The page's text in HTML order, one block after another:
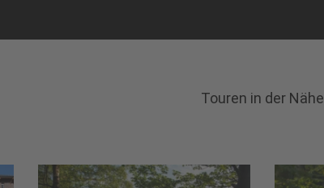
Touren in der Nähe